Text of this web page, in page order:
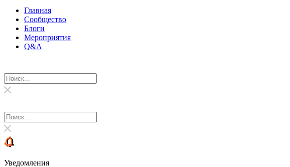
Главная
Сообщество
Блоги
Мероприятия
Q&A
Уведомления